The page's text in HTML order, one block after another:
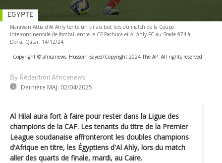
Marawan Attia d'Al Ahly tente un tir au but lors du match de la Coupe
Intercontinentale de football entre le CF Pachuca et Al Ahly FC au Stade 974 à
Doha, Qatar, 14/12/24
-
Copyright © africanews Hussein Sayed/Copyright 2024 The AP. All rights reserved
By Rédaction Africanews
Dernière MAJ: 02/04/2025
EGYPTE
Al Hilal aura fort à faire pour rester dans la Ligue des
champions de la CAF. Les tenants du titre de la Premier
League soudanaise affronteront les doubles champions
d'Afrique en titre, les Égyptiens d'Al Ahly, lors du match
aller des quarts de finale, mardi, au Caire.